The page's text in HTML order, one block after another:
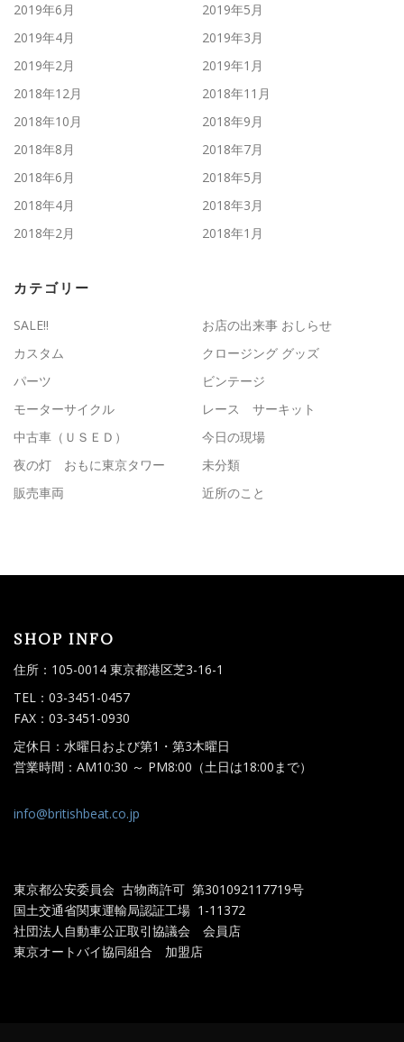
2019年6月
2019年5月
2019年4月
2019年3月
2019年2月
2019年1月
2018年12月
2018年11月
2018年10月
2018年9月
2018年8月
2018年7月
2018年6月
2018年5月
2018年4月
2018年3月
2018年2月
2018年1月
カテゴリー
SALE!!
お店の出来事 おしらせ
カスタム
クロージング グッズ
パーツ
ビンテージ
モーターサイクル
レース サーキット
中古車（ＵＳＥＤ）
今日の現場
夜の灯 おもに東京タワー
未分類
販売車両
近所のこと
SHOP INFO
住所：105-0014 東京都港区芝3-16-1
TEL：03-3451-0457
FAX：03-3451-0930
定休日：水曜日および第1・第3木曜日
営業時間：AM10:30 ～ PM8:00（土日は18:00まで）
info@britishbeat.co.jp
東京都公安委員会 古物商許可 第301092117719号
国土交通省関東運輸局認証工場 1-11372
社団法人自動車公正取引協議会 会員店
東京オートバイ協同組合 加盟店